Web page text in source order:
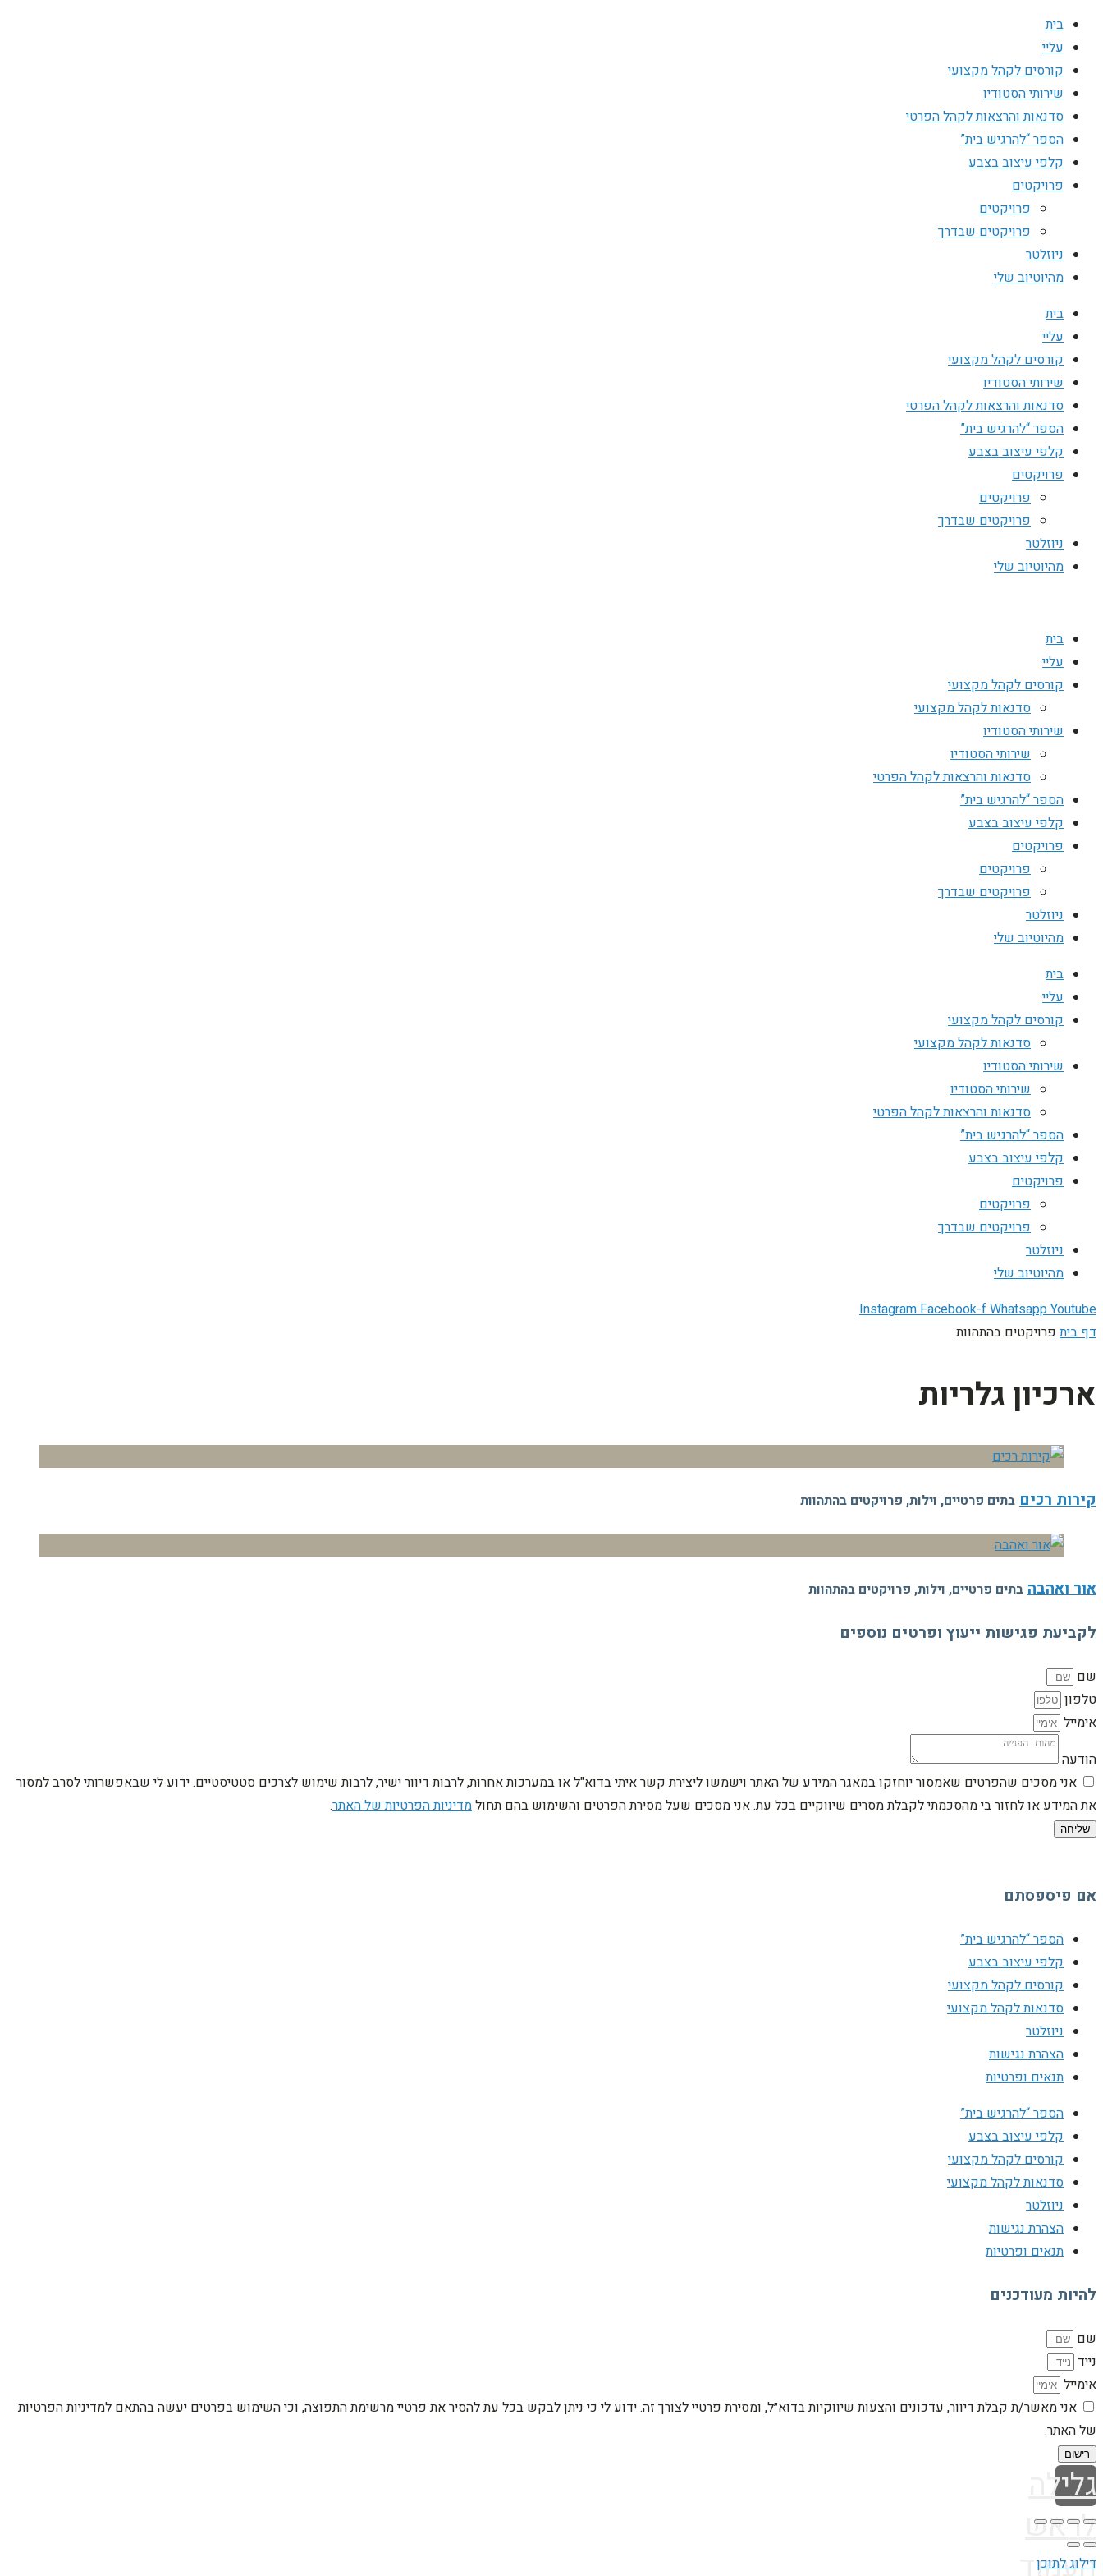
בית
עליי
קורסים לקהל מקצועי
שירותי הסטודיו
סדנאות והרצאות לקהל הפרטי
הספר “להרגיש בית”
קלפי עיצוב בצבע
פרויקטים
פרויקטים
פרויקטים שבדרך
ניוזלטר
מהיוטיוב שלי
בית
עליי
קורסים לקהל מקצועי
שירותי הסטודיו
סדנאות והרצאות לקהל הפרטי
הספר “להרגיש בית”
קלפי עיצוב בצבע
פרויקטים
פרויקטים
פרויקטים שבדרך
ניוזלטר
מהיוטיוב שלי
בית
עליי
קורסים לקהל מקצועי
סדנאות לקהל מקצועי
שירותי הסטודיו
שירותי הסטודיו
סדנאות והרצאות לקהל הפרטי
הספר “להרגיש בית”
קלפי עיצוב בצבע
פרויקטים
פרויקטים
פרויקטים שבדרך
ניוזלטר
מהיוטיוב שלי
בית
עליי
קורסים לקהל מקצועי
סדנאות לקהל מקצועי
שירותי הסטודיו
שירותי הסטודיו
סדנאות והרצאות לקהל הפרטי
הספר “להרגיש בית”
קלפי עיצוב בצבע
פרויקטים
פרויקטים
פרויקטים שבדרך
ניוזלטר
מהיוטיוב שלי
InstagramFacebook-fWhatsappYoutube
דף בית פרויקטים בהתהוות
ארכיון גלריות
קירות רכים בתים פרטיים, וילות, פרויקטים בהתהוות
אור ואהבה בתים פרטיים, וילות, פרויקטים בהתהוות
לקביעת פגישות ייעוץ ופרטים נוספים
שם
טלפון
אימייל
הודעה
אני מסכים שהפרטים שאמסור יוחזקו במאגר המידע של האתר וישמשו ליצירת קשר איתי בדוא"ל או במערכות אחרות, לרבות דיוור ישיר, לרבות שימוש לצרכים סטטיסטיים. ידוע לי שבאפשרותי לסרב למסור
את המידע או לחזור בי מהסכמתי לקבלת מסרים שיווקיים בכל עת. אני מסכים שעל מסירת הפרטים והשימוש בהם תחולמדיניות הפרטיות של האתר.
שליחה
אם פיספסתם
הספר “להרגיש בית”
קלפי עיצוב בצבע
קורסים לקהל מקצועי
סדנאות לקהל מקצועי
ניוזלטר
הצהרת נגישות
תנאים ופרטיות
הספר “להרגיש בית”
קלפי עיצוב בצבע
קורסים לקהל מקצועי
סדנאות לקהל מקצועי
ניוזלטר
הצהרת נגישות
תנאים ופרטיות
להיות מעודכנים
שם
נייד
אימייל
אני מאשר/ת קבלת דיוור, עדכונים והצעות שיווקיות בדוא״ל, ומסירת פרטיי לצורך זה. ידוע לי כי ניתן לבקש בכל עת להסיר את פרטיי מרשימת התפוצה, וכי השימוש בפרטים יעשה בהתאם למדיניות הפרטיות
של האתר.
רישום
גלילה
לראש
דילוג לתוכן